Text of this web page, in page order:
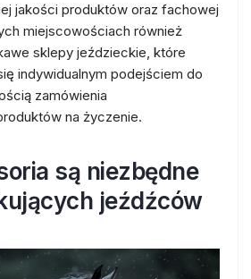
jakości produktów oraz fachowej
miejscowościach również
sklepy jeździeckie, które
indywidualnym podejściem do
zamówienia
na życzenie.
są niezbędne
jeźdźców